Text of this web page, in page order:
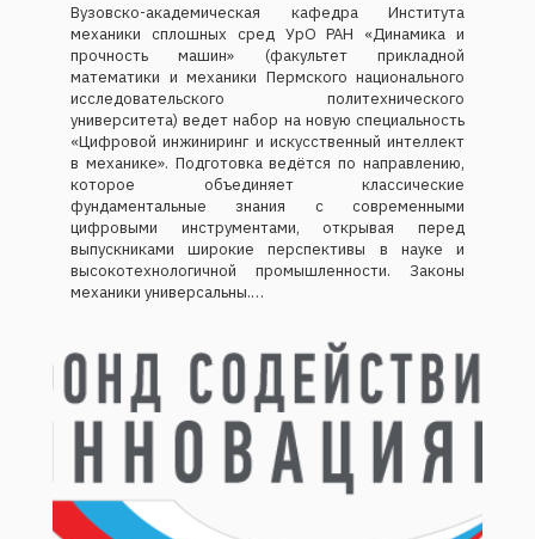
Вузовско-академическая кафедра Института
механики сплошных сред УрО РАН «Динамика и
прочность машин» (факультет прикладной
математики и механики Пермского национального
исследовательского политехнического
университета) ведет набор на новую специальность
«Цифровой инжиниринг и искусственный интеллект
в механике». Подготовка ведётся по направлению,
которое объединяет классические
фундаментальные знания с современными
цифровыми инструментами, открывая перед
выпускниками широкие перспективы в науке и
высокотехнологичной промышленности. Законы
механики универсальны.…